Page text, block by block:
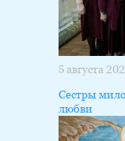
5 августа
Сестры
любви